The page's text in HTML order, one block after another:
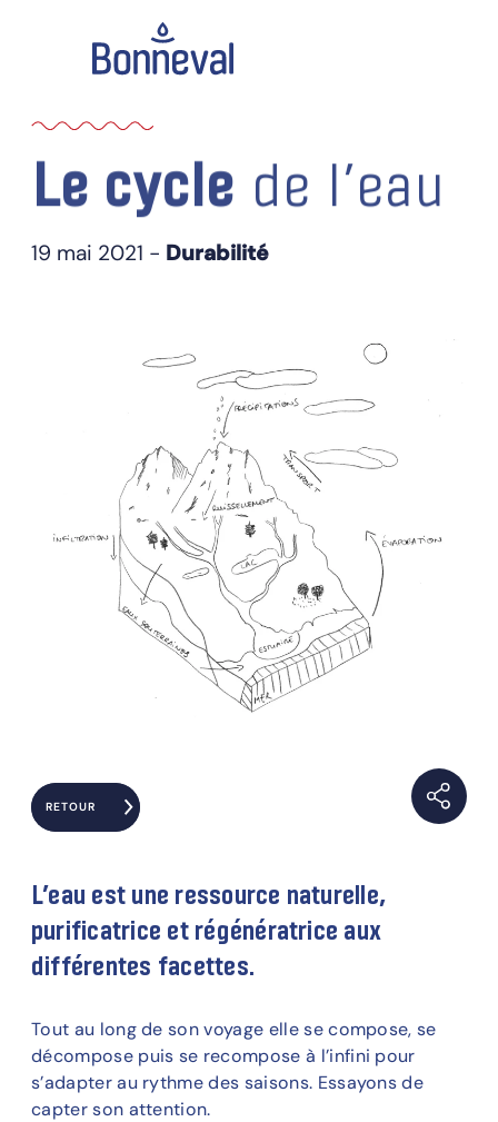
Le cycle de l’eau
19 mai 2021 - Durabilité
RETOUR
L’eau est une ressource naturelle,
purificatrice et régénératrice aux
différentes facettes.
Tout au long de son voyage elle se compose, se
décompose puis se recompose à l’infini pour
s’adapter au rythme des saisons. Essayons de
capter son attention.